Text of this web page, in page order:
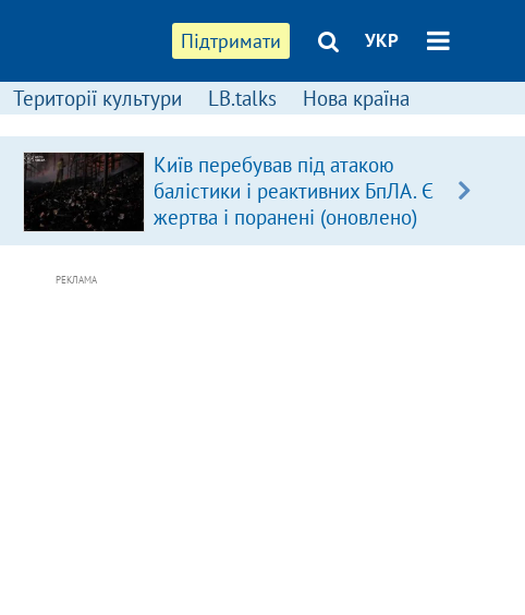
Підтримати УКР
Території культури LB.talks Нова країна
Київ перебував під атакою
балістики і реактивних БпЛА. Є
жертва і поранені (оновлено)
РЕКЛАМА